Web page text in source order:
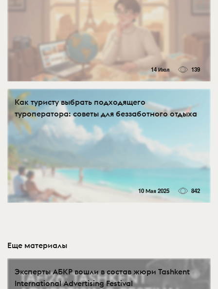
14 Июл 139
Как туристу выбрать подходящего
туроператора: советы для беззаботного отдыха
10 Мая 2025 842
Еще материалы
Эксперты АБКР вошли в состав жюри Tashkent
International Advertising Festival